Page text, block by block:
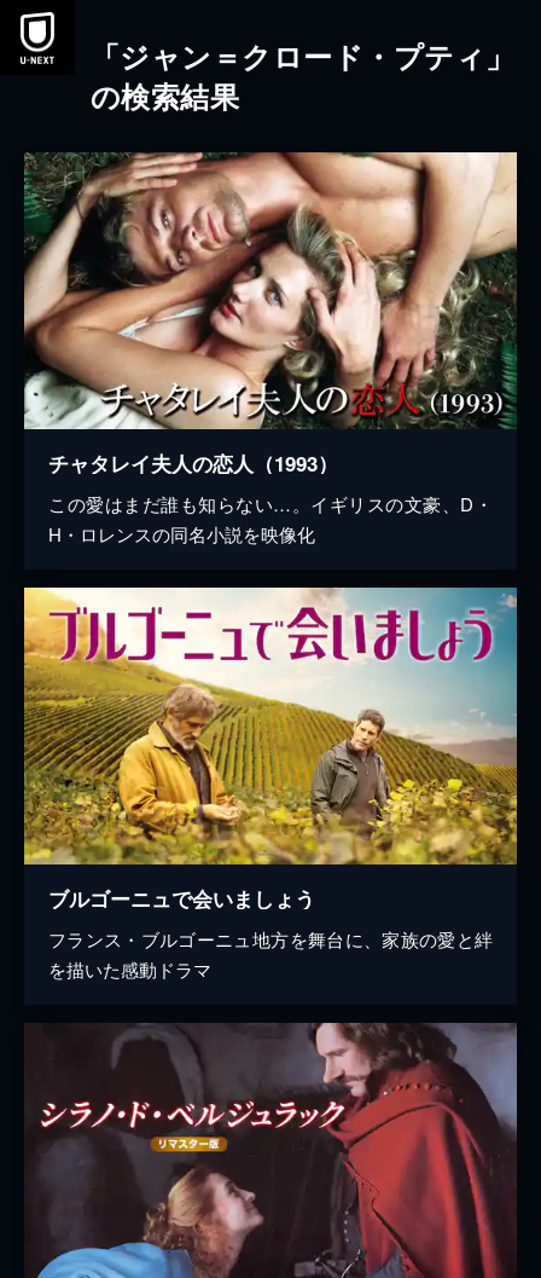
本文へスキップ
「ジャン＝クロード・プティ」
の検索結果
チャタレイ夫人の恋人（1993）
この愛はまだ誰も知らない…。イギリスの文豪、D・
H・ロレンスの同名小説を映像化
ブルゴーニュで会いましょう
フランス・ブルゴーニュ地方を舞台に、家族の愛と絆
を描いた感動ドラマ